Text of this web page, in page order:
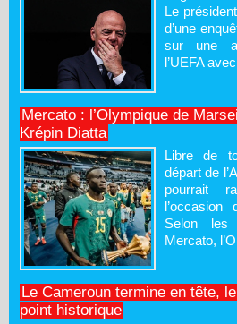
Le
d’une
sur une
l’UEFA
Mercato : l’Olympique de
Krépin Diatta
Libre de
départ de
pourrait
Selon les
Mercato,
Le Cameroun termine en tête,
point historique